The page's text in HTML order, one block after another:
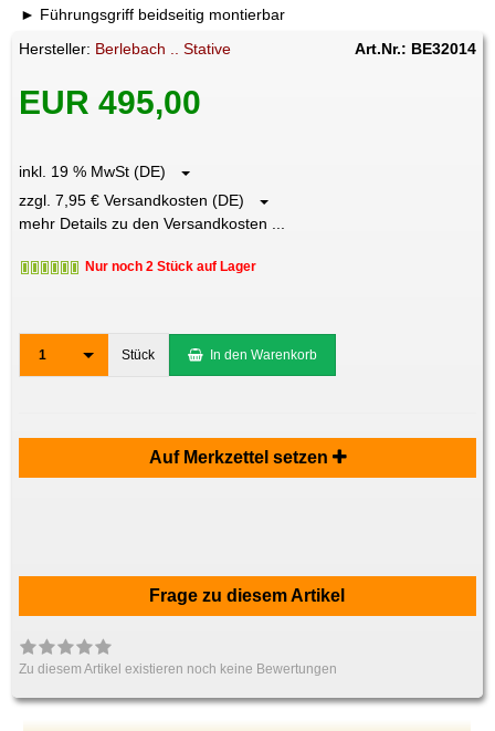
Führungsgriff beidseitig montierbar
Hersteller: Berlebach .. Stative Art.Nr.: BE32014
EUR 495,00
inkl. 19 % MwSt (DE)
zzgl. 7,95 € Versandkosten (DE)
mehr Details zu den Versandkosten ...
Nur noch 2 Stück auf Lager
1 Stück In den Warenkorb
Auf Merkzettel setzen
Frage zu diesem Artikel
Zu diesem Artikel existieren noch keine Bewertungen